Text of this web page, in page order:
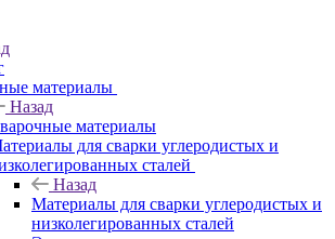
материалы
Назад
материалы
для сварки углеродистых и
сталей
Назад
Материалы для сварки углеродистых и
низколегированных сталей